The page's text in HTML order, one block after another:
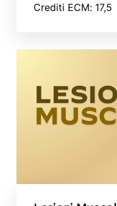
Crediti ECM: 17,5